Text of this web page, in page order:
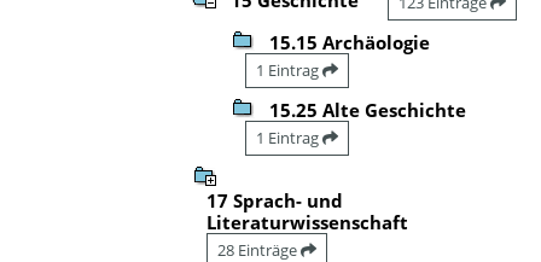
15.15 Archäologie
1 Eintrag
15.25 Alte Geschichte
1 Eintrag
17 Sprach- und
Literaturwissenschaft
28 Einträge